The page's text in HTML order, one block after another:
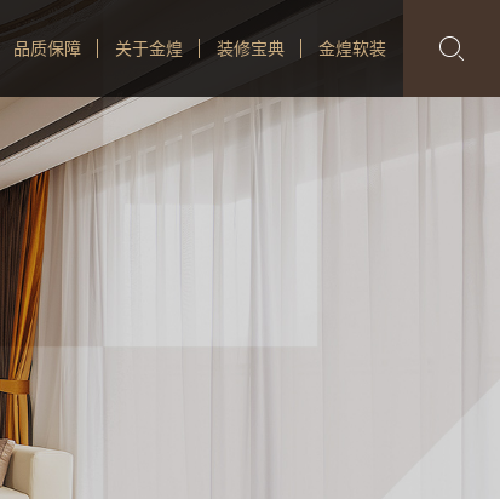
品质保障 关于金煌 装修宝典 金煌软装 